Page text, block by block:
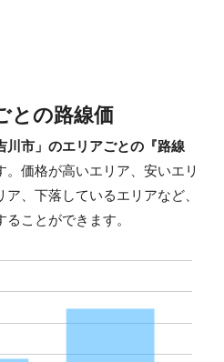
との路線価
川市」のエリアごとの『路線
。価格が高いエリア、安いエリ
、下落しているエリアなど、
ことができます。